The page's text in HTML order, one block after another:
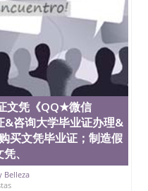
立大学学历证书
澳洲读书未毕业找人做
读CQU中央昆士兰大
读本科硕士做文凭/购
学历
澳洲读书未毕
澳洲读CQU中央
证书/澳洲读本科硕
成绩单假文凭学历办
微信551190476》购
办理&留学回国补办学
制造假国外大学文
明书、结业证、录取
托福成绩单 Uni
文凭《QQ★微信
咨询大学毕业证办理&
买文凭毕业证；制造假
、
Belleza